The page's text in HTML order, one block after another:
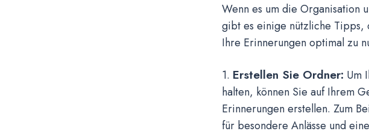
Wenn es um die Organisation
gibt es einige nützliche Tipps,
Ihre Erinnerungen optimal zu
1. Erstellen Sie Ordner: Um
halten, können Sie auf Ihrem
Erinnerungen erstellen. Zum
für besondere Anlässe und